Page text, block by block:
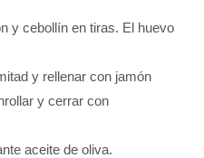
y cebollín en tiras. El huevo
y rellenar con jamón
y cerrar con
aceite de oliva.